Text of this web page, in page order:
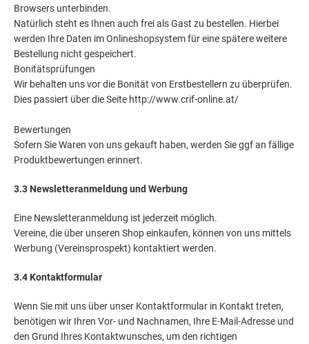
Browsers unterbinden.
Natürlich steht es Ihnen auch frei als Gast zu bestellen. Hierbei
werden Ihre Daten im Onlineshopsystem für eine spätere weitere
Bestellung nicht gespeichert.
Bonitätsprüfungen
Wir behalten uns vor die Bonität von Erstbestellern zu überprüfen.
Dies passiert über die Seite http://www.crif-online.at/
Bewertungen
Sofern Sie Waren von uns gekauft haben, werden Sie ggf an fällige
Produktbewertungen erinnert.
3.3 Newsletteranmeldung und Werbung
Eine Newsletteranmeldung ist jederzeit möglich.
Vereine, die über unseren Shop einkaufen, können von uns mittels
Werbung (Vereinsprospekt) kontaktiert werden.
3.4 Kontaktformular
Wenn Sie mit uns über unser Kontaktformular in Kontakt treten,
benötigen wir Ihren Vor- und Nachnamen, Ihre E-Mail-Adresse und
den Grund Ihres Kontaktwunsches, um den richtigen